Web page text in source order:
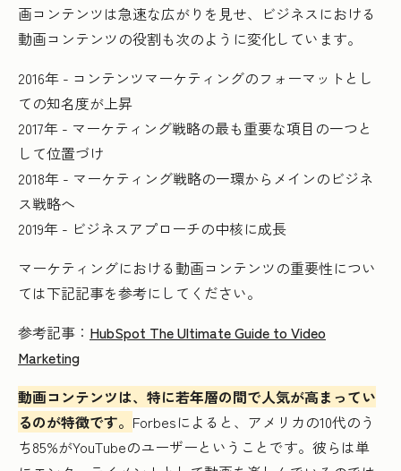
画コンテンツは急速な広がりを見せ、ビジネスにおける
動画コンテンツの役割も次のように変化しています。
2016年 - コンテンツマーケティングのフォーマットとし
ての知名度が上昇
2017年 - マーケティング戦略の最も重要な項目の一つと
して位置づけ
2018年 - マーケティング戦略の一環からメインのビジネ
ス戦略へ
2019年 - ビジネスアプローチの中核に成長
マーケティングにおける動画コンテンツの重要性につい
ては下記記事を参考にしてください。
参考記事： HubSpot The Ultimate Guide to Video
Marketing
動画コンテンツは、特に若年層の間で人気が高まってい
るのが特徴です。 Forbesによると、アメリカの10代のう
ち85%がYouTubeのユーザーということです。彼らは単